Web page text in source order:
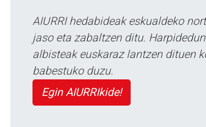
AIURRI hedabideak eskualdeko
jaso eta zabaltzen ditu.
albisteak euskaraz lantzen dituen
babestuko duzu.
Egin AIURRIkide!